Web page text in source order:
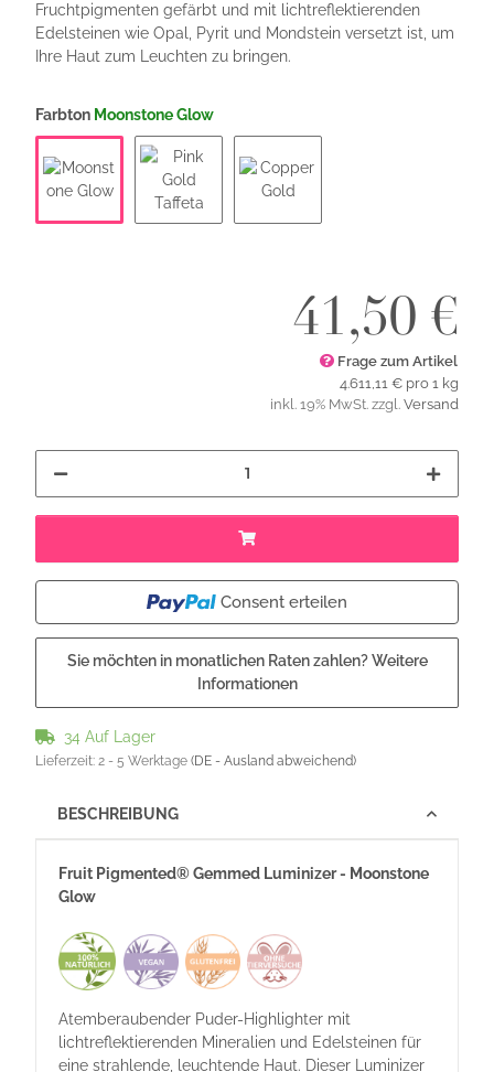
Fruchtpigmenten gefärbt und mit lichtreflektierenden
Edelsteinen wie Opal, Pyrit und Mondstein versetzt ist, um
Ihre Haut zum Leuchten zu bringen.
Farbton Moonstone Glow
41,50 €
Frage zum Artikel
4.611,11 € pro 1 kg
inkl. 19% MwSt. zzgl. Versand
Consent erteilen
Sie möchten in monatlichen Raten zahlen?Weitere
Informationen
34 Auf Lager
Lieferzeit: 2 - 5 Werktage (DE - Ausland abweichend)
BESCHREIBUNG
Fruit Pigmented® Gemmed Luminizer - Moonstone
Glow
Atemberaubender Puder-Highlighter mit
lichtreflektierenden Mineralien und Edelsteinen für
eine strahlende, leuchtende Haut. Dieser Luminizer